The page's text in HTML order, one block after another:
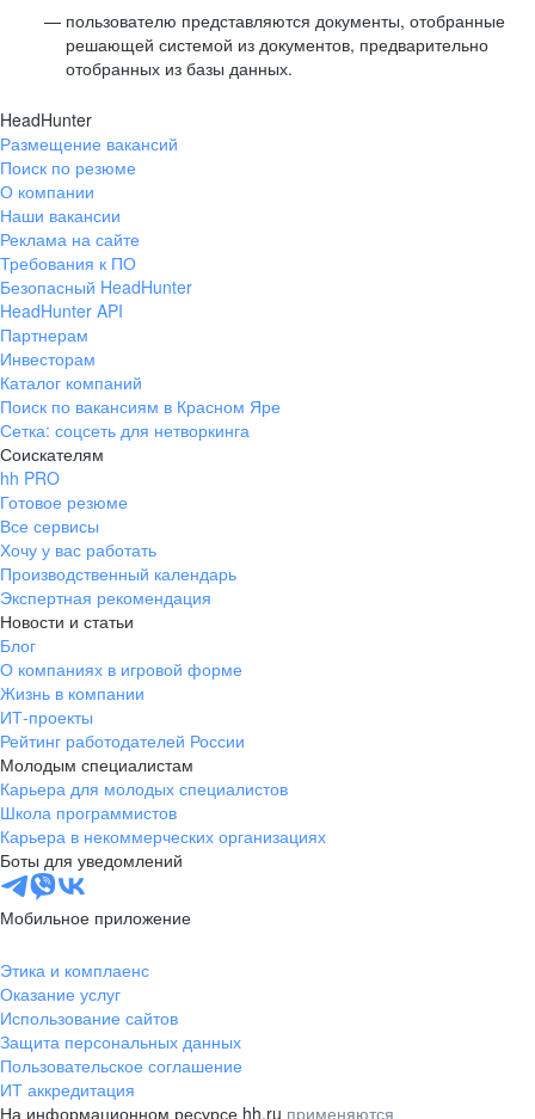
пользователю представляются документы, отобранные
решающей системой из документов, предварительно
отобранных из базы данных.
HeadHunter
Размещение вакансий
Поиск по резюме
О компании
Наши вакансии
Реклама на сайте
Требования к ПО
Безопасный HeadHunter
HeadHunter API
Партнерам
Инвесторам
Каталог компаний
Поиск по вакансиям в Красном Яре
Сетка: соцсеть для нетворкинга
Соискателям
hh PRO
Готовое резюме
Все сервисы
Хочу у вас работать
Производственный календарь
Экспертная рекомендация
Новости и статьи
Блог
О компаниях в игровой форме
Жизнь в компании
ИТ-проекты
Рейтинг работодателей России
Молодым специалистам
Карьера для молодых специалистов
Школа программистов
Карьера в некоммерческих организациях
Боты для уведомлений
Мобильное приложение
Этика и комплаенс
Оказание услуг
Использование сайтов
Защита персональных данных
Пользовательское соглашение
ИТ аккредитация
На информационном ресурсе hh.ru применяются